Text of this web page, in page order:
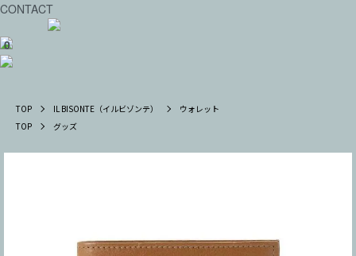
CONTACT
0
TOP IL BISONTE（イルビゾンテ）
ウォレット
TOP
グッズ